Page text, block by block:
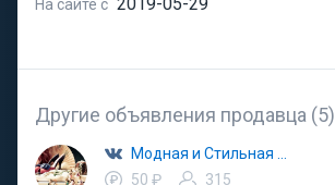
На сайте с
Другие объявления продавца (5)
50 ₽
315